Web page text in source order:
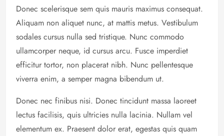
Donec scelerisque sem quis mauris maximus consequat.
Aliquam non aliquet nunc, at mattis metus. Vestibulum
sodales cursus nulla sed tristique. Nunc commodo
ullamcorper neque, id cursus arcu. Fusce imperdiet
efficitur tortor, non placerat nibh. Nunc pellentesque
viverra enim, a semper magna bibendum ut.
Donec nec finibus nisi. Donec tincidunt massa laoreet
lectus facilisis, quis ultricies nulla lacinia. Nullam vel
elementum ex. Praesent dolor erat, egestas quis quam